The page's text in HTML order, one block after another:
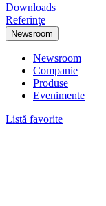
Downloads
Referinţe
Newsroom
Newsroom
Companie
Produse
Evenimente
Listă favorite